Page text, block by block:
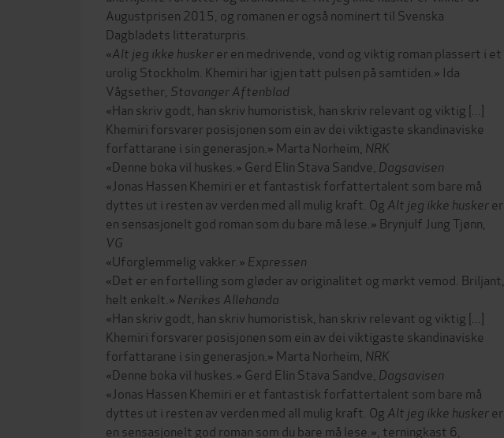
Augustprisen 2015, og romanen er også nominert til Svenska
Dagbladets litteraturpris.
«Alt jeg ikke huskerer en medrivende, vond og viktig roman plassert i et
urolig Stockholm. Khemiri har igjen tatt pulsen på samtiden.» Ida
Vågsether, Stavanger Aftenblad
«Han skriv godt, han skriv humoristisk, han skriv relevant og viktig [...]
Khemiri forsvarer posisjonen som ein av dei viktigaste skandinaviske
forfattarane i sin generasjon.» Marta Norheim, NRK
«Denne boka vil huskes.» Gerd Elin Stava Sandve, Dagsavisen
«Jonas Hassen Khemiri er et fantastisk forfattertalent som bare må
dyttes ut i resten av verden med all mulig kraft. Og Alt jeg ikke huskerer
en sensasjonelt god roman som du bare må lese.» Brynjulf Jung Tjønn,
VG
«Uforglemmelig vakker.» Expressen
«Det er en fortelling som gløder av originalitet og mørkt vemod. Briljant,
helt enkelt.» Nerikes Allehanda
«Han skriv godt, han skriv humoristisk, han skriv relevant og viktig [...]
Khemiri forsvarer posisjonen som ein av dei viktigaste skandinaviske
forfattarane i sin generasjon.» Marta Norheim, NRK
«Denne boka vil huskes.» Gerd Elin Stava Sandve, Dagsavisen
«Jonas Hassen Khemiri er et fantastisk forfattertalent som bare må
dyttes ut i resten av verden med all mulig kraft. Og Alt jeg ikke huskerer
en sensasjonelt god roman som du bare må lese.», terningkast 6,